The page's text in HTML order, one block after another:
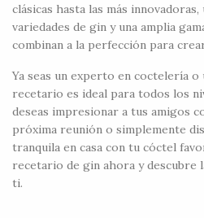
clásicas hasta las más
variedades de gin y una amplia
combinan a la perfección para
Ya seas un experto en coctelería
recetario es ideal para todos los
deseas impresionar a tus amigos
próxima reunión o simplemente
tranquila en casa con tu cóctel
recetario de gin ahora y descubre
ti.